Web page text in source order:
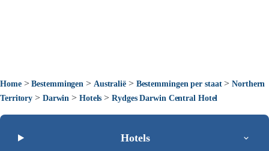
Home>Bestemmingen > Australië> Bestemmingen per staat>Northern
Territory > Darwin > Hotels >Rydges Darwin Central Hotel
Hotels